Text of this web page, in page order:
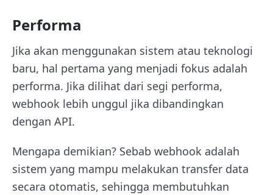
Performa
Jika akan menggunakan sistem atau teknologi
baru, hal pertama yang menjadi fokus adalah
performa. Jika dilihat dari segi performa,
webhook lebih unggul jika dibandingkan
dengan API.
Mengapa demikian? Sebab webhook adalah
sistem yang mampu melakukan transfer data
secara otomatis, sehingga membutuhkan